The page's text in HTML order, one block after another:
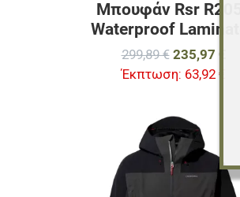
Μπουφάν Rsr
Waterproof
299,89 € 235,97 €
Έκπτωση: 63,92 €